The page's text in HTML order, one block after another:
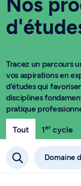
Tracez un parcours
vos aspirations en
d’études qui
disciplines
pratique
Tout 1ercycle
Domaine